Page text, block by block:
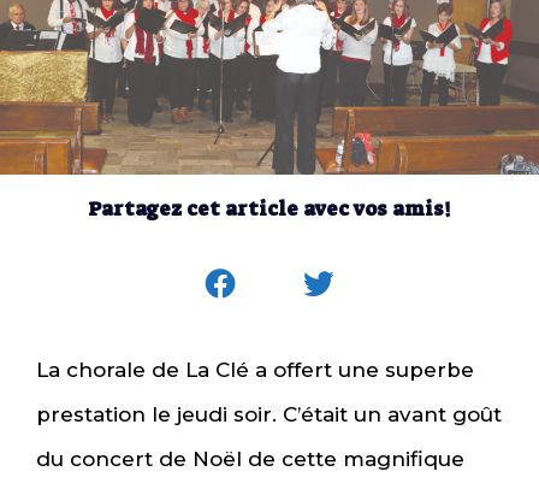
Partagez cet article avec vos amis!
La chorale de La Clé a offert une superbe
prestation le jeudi soir. C’était un avant goût
du concert de Noël de cette magnifique